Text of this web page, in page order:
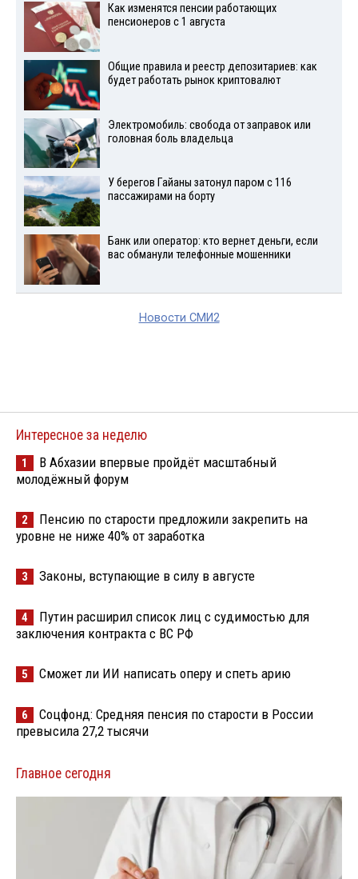
Как изменятся пенсии работающих
пенсионеров с 1 августа
Общие правила и реестр депозитариев: как
будет работать рынок криптовалют
Электромобиль: свобода от заправок или
головная боль владельца
У берегов Гайаны затонул паром с 116
пассажирами на борту
Банк или оператор: кто вернет деньги, если
вас обманули телефонные мошенники
Новости СМИ2
Интересное за неделю
1
В Абхазии впервые пройдёт масштабный
молодёжный форум
2
Пенсию по старости предложили закрепить на
уровне не ниже 40% от заработка
3 Законы, вступающие в силу в августе
4
Путин расширил список лиц с судимостью для
заключения контракта с ВС РФ
5 Сможет ли ИИ написать оперу и спеть арию
6
Соцфонд: Средняя пенсия по старости в России
превысила 27,2 тысячи
Главное сегодня